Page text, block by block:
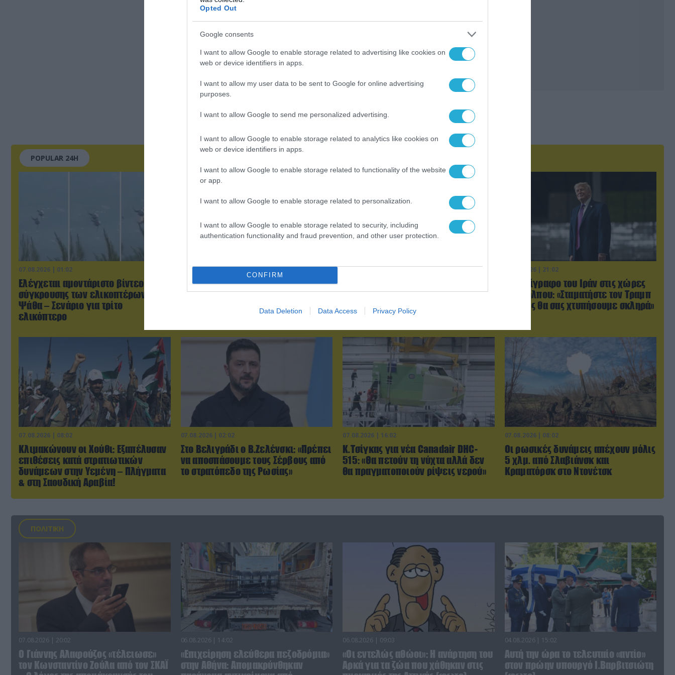
Opted Out
Google consents
I want to allow Google to enable storage related to advertising like cookies on
web or device identifiers in apps.
I want to allow my user data to be sent to Google for online advertising
purposes.
I want to allow Google to send me personalized advertising.
I want to allow Google to enable storage related to analytics like cookies on
web or device identifiers in apps.
I want to allow Google to enable storage related to functionality of the website
or app.
I want to allow Google to enable storage related to personalization.
I want to allow Google to enable storage related to security, including
authentication functionality and fraud prevention, and other user protection.
CONFIRM
Data Deletion Data Access Privacy Policy
POPULAR 24H
07.08.2026 | 01:02
Ελέγχεται αμοντάριστο βίντεο της
σύγκρουσης των ελικοπτέρων στην
Ψάθα – Σενάριο για τρίτο
ελικόπτερο
07.08.2026 | 00:02
Τουρκικά οπλισμένα F-16
«συνεπλάκησαν» με ελληνικά
μαχητικά στο Αιγαίο
07.08.2026 | 16:02
ανεμογεννήτριας αλλά… το
δυσκολεύουν τα δένδρα! (βίντεο)
06.08.2026 | 21:02
Τελεσίγραφο του Ιράν στις χώρες
του Κόλπου: «Σταματήστε τον Τραμπ
αλλιώς θα σας χτυπήσουμε σκληρά»
07.08.2026 | 08:02
Κλιμακώνουν οι Χούθι: Eξαπέλυσαν
επιθέσεις κατά στρατιωτικών
δυνάμεων στην Υεμένη – Πλήγματα
& στη Σαουδική Αραβία!
07.08.2026 | 02:02
Στο Βελιγράδι ο Β.Ζελένσκι: «Πρέπει
να αποσπάσουμε τους Σέρβους από
το στρατόπεδο της Ρωσίας»
07.08.2026 | 16:02
Κ.Τσίγκας για νέα Canadair DHC-
515: «Θα πετούν τη νύχτα αλλά δεν
θα πραγματοποιούν ρίψεις νερού»
07.08.2026 | 08:02
Οι ρωσικές δυνάμεις απέχουν μόλις
5 χλμ. από Σλαβιάνσκ και
Κραματόρσκ στο Ντονέτσκ
ΠΟΛΙΤΙΚΗ
07.08.2026 | 20:02
Ο Γιάννης Αλαφούζος «τέλειωσε»
τον Κωνσταντίνο Ζούλα από τον ΣΚΑΪ
06.08.2026 | 14:02
«Επιχείρηση ελεύθερα πεζοδρόμια»
στην Αθήνα: Απομακρύνθηκαν
06.08.2026 | 09:03
«Οι εντελώς αθώοι»: Η ανάρτηση του
Αρκά για τα ζώα που χάθηκαν στις
04.08.2026 | 15:02
Αυτή την ώρα το τελευταίο «αντίο»
στον πρώην υπουργό Ι.Βαρβιτσιώτη